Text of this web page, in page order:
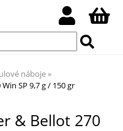
náboje
SP 9,7 g / 150 gr
& Bellot 270